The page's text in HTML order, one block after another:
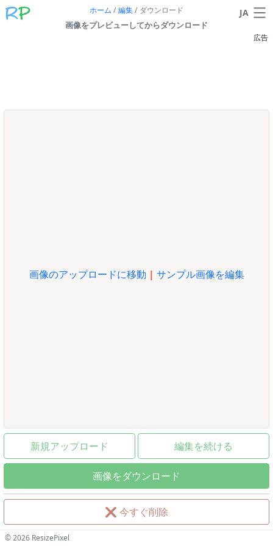
ホーム /編集/ ダウンロード JA
画像をプレビューしてからダウンロード
広告
画像のアップロードに移動 | サンプル画像を編集
新規アップロード 編集を続ける
画像をダウンロード
❌ 今すぐ削除
© 2026 ResizePixel